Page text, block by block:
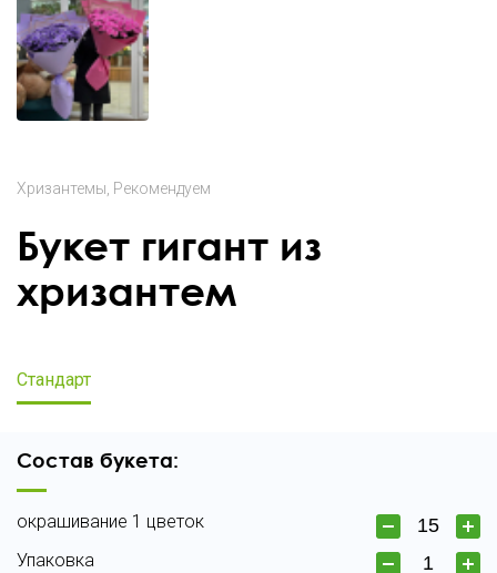
Хризантемы Рекомендуем
Букет гигант из
хризантем
Стандарт
Состав букета:
окрашивание 1 цветок
Упаковка